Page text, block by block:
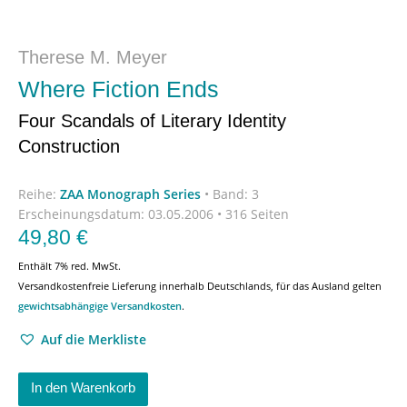
Therese M. Meyer
Where Fiction Ends
Four Scandals of Literary Identity
Construction
Reihe: ZAA Monograph Series • Band: 3
Erscheinungsdatum: 03.05.2006 • 316 Seiten
49,80 €
Enthält 7% red. MwSt.
Versandkostenfreie Lieferung innerhalb Deutschlands, für das Ausland gelten
gewichtsabhängige Versandkosten.
Auf die Merkliste
In den Warenkorb